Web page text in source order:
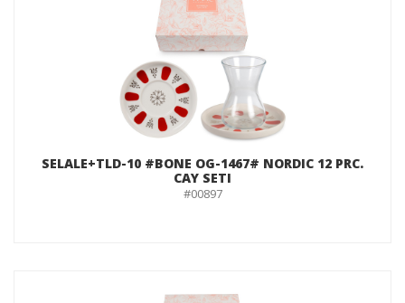
SELALE+TLD-10 #BONE OG-1467# NORDIC 12 PRC.
CAY SETI
#00897